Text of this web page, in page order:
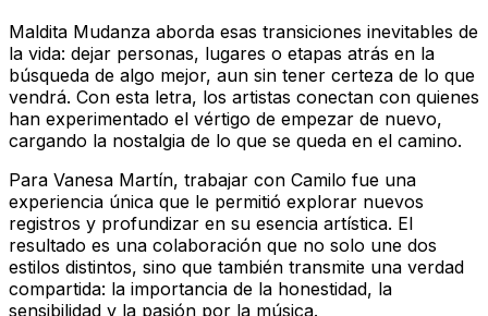
Maldita Mudanza aborda esas transiciones inevitables de
la vida: dejar personas, lugares o etapas atrás en la
búsqueda de algo mejor, aun sin tener certeza de lo que
vendrá. Con esta letra, los artistas conectan con quienes
han experimentado el vértigo de empezar de nuevo,
cargando la nostalgia de lo que se queda en el camino.
Para Vanesa Martín, trabajar con Camilo fue una
experiencia única que le permitió explorar nuevos
registros y profundizar en su esencia artística. El
resultado es una colaboración que no solo une dos
estilos distintos, sino que también transmite una verdad
compartida: la importancia de la honestidad, la
sensibilidad y la pasión por la música.